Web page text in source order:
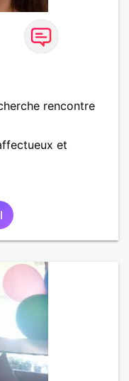
rencontre
et